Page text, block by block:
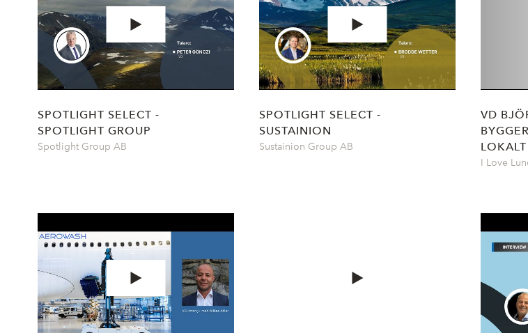
SPOTLIGHT SELECT -
SPOTLIGHT GROUP
Spotlight Group AB
SPOTLIGHT SELECT -
SUSTAINION
Sustainion Group AB
VD
I Love